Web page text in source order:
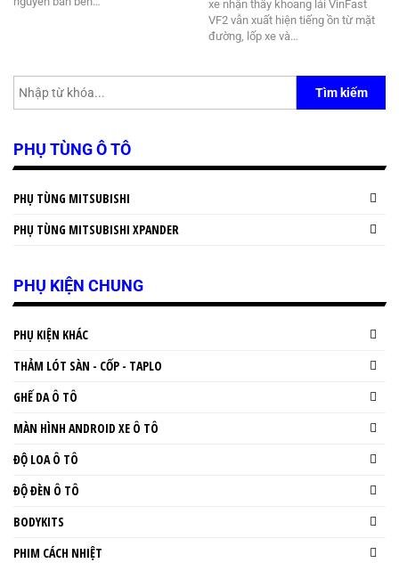
xe nhận thấy khoang lái VinFast
VF2 vẫn xuất hiện tiếng ồn từ mặt
đường, lốp xe và…
Tìm kiếm
PHỤ TÙNG Ô TÔ
PHỤ TÙNG MITSUBISHI
PHỤ TÙNG MITSUBISHI XPANDER
PHỤ KIỆN CHUNG
PHỤ KIỆN KHÁC
THẢM LÓT SÀN - CỐP - TAPLO
GHẾ DA Ô TÔ
MÀN HÌNH ANDROID XE Ô TÔ
ĐỘ LOA Ô TÔ
ĐỘ ĐÈN Ô TÔ
BODYKITS
PHIM CÁCH NHIỆT